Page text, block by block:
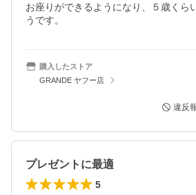
お座りができるようになり、５歳くら
うです。
購入したストア
GRANDE ヤフー店
違反
プレゼントに最適
5